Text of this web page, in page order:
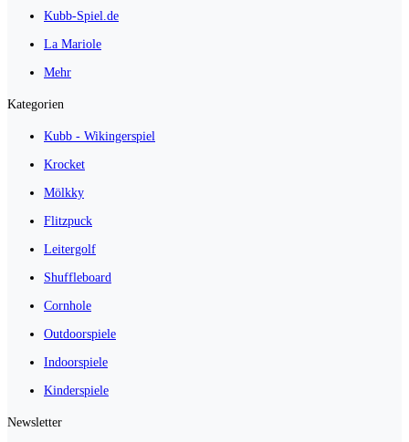
Kubb-Spiel.de
La Mariole
Mehr
Kategorien
Kubb - Wikingerspiel
Krocket
Mölkky
Flitzpuck
Leitergolf
Shuffleboard
Cornhole
Outdoorspiele
Indoorspiele
Kinderspiele
Newsletter